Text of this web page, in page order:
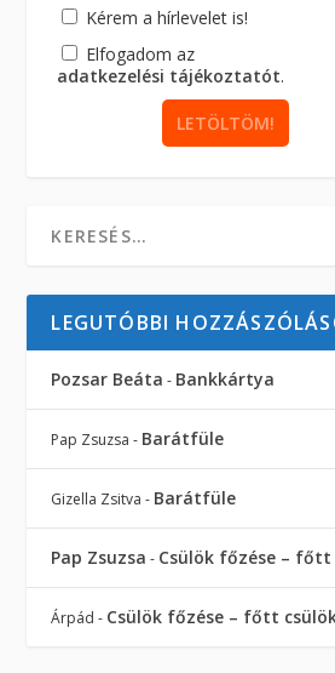
Kérem a hírlevelet is!
Elfogadom az
adatkezelési tájékoztatót.
LEGUTÓBBI
Pozsar Beáta - Bankkártya
Pap Zsuzsa - Barátfüle
Gizella Zsitva - Barátfüle
Pap Zsuzsa - Csülök főzése – főtt
Árpád - Csülök főzése – főtt